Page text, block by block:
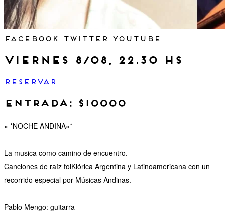
Facebook Twitter Youtube
viernes 8/08, 22.30 hs
RESERVAR
Entrada: $10000
» *NOCHE ANDINA»*
La musica como camino de encuentro.
Canciones de raíz folKlórica Argentina y Latinoamericana con un
recorrido especial por Músicas Andinas.
Pablo Mengo: guitarra